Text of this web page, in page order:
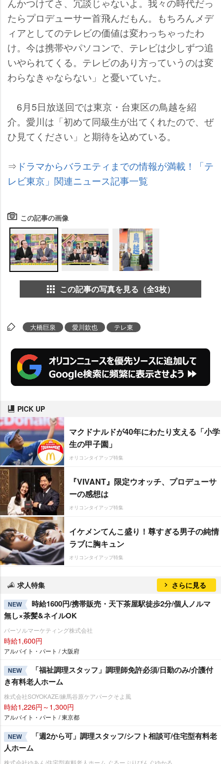
たらプロデューサー首飛んだもん。もちろんメデ
ィアとしてのテレビの価値は変わっちゃったわ
け。今は携帯やパソコンで、テレビは少しずつ追
いやられてくる。テレビのあり方っていうのは変
わらなきゃならない」と憂いていた。
6月5日放送回では東京・台東区の鳥越を紹
介。愛川は「初めて同級生が出てくれたので、ぜ
ひ見てください」と期待を込めている。
⇒ ドラマからバラエティまでの情報が満載！「テ
レビ東京」関連ニュース記事一覧
この記事の画像
この記事の写真を見る（全3枚）
大橋巨泉 愛川欽也 テレ東
PICK UP
マクドナルドが40年にわたり支える「小学
生の甲子園」
オリコンタイアップ特集
『VIVANT』限定ウオッチ、プロデューサ
ーの感想は
オリコンタイアップ特集
イケメンてんこ盛り！尊すぎる男子の純情
ラブに胸キュン
オリコンタイアップ特集
求人特集 さらに見る
NEW
時給1600円/携帯販売・天下茶屋駅徒歩2分/個人ノルマ
無し×茶髪&ネイルOK
パーソルマーケティング株式会社
時給1,600円
アルバイト・パート / 大阪府
NEW
「福祉調理スタッフ」調理師免許必須/日勤のみ/介護付
き有料老人ホーム
株式会社SOYOKAZE/練馬谷原ケアパークそよ風
時給1,226円～1,300円
アルバイト・パート / 東京都
NEW
「週2から可」調理スタッフ/シフト相談可/住宅型有料老
人ホーム
株式会社ゆあん/住宅型有料老人ホーム ぐるーぷりびんぐゆかる